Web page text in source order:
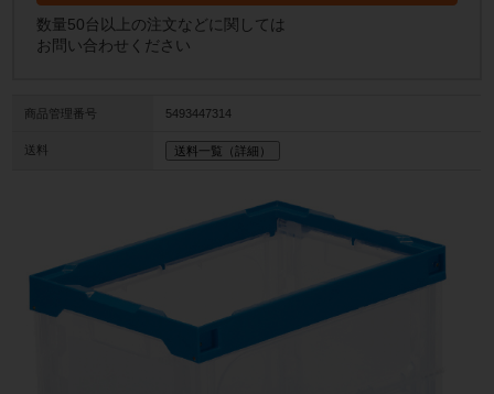
数量50台以上の注文などに関しては
お問い合わせください
商品管理番号 5493447314
送料 送料一覧（詳細）